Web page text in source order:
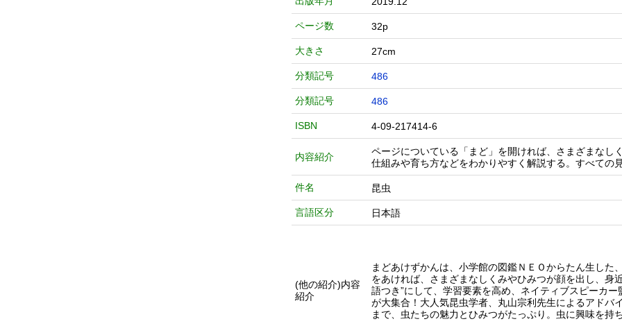
ページ数 32p
大きさ 27cm
分類記号 486
分類記号 486
ISBN 4-09-217414-6
内容紹介
ページについている「まど」を開ければ、さまざまな
仕組みや育ち方などをわかりやすく解説する。すべての
件名 昆虫
言語区分 日本語
(他の紹介)内容
紹介
まどあけずかんは、小学館の図鑑ＮＥＯからたん生し
をあければ、さまざまなしくみやひみつが顔を出し、身
語つき”にして、学習要素を高め、ネイティブスピーカ
が大集合！大人気昆虫学者、丸山宗利先生によるアドバ
まで、虫たちの魅力とひみつがたっぷり。虫に興味を持